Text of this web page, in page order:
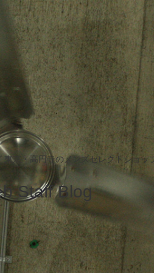
東京・高円寺のメンズセレクトショッ
Staff Blog